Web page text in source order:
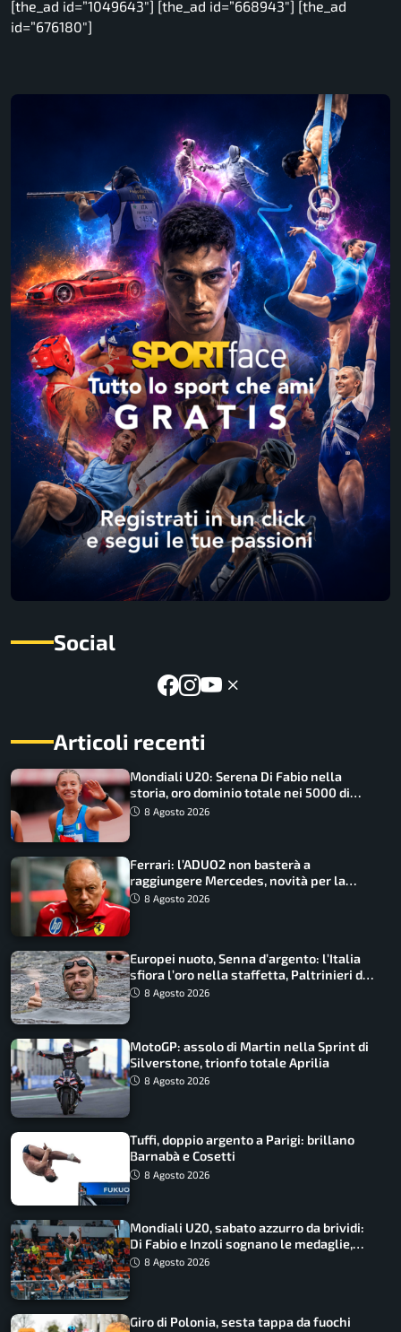
[the_ad id=”1049643″] [the_ad id=”668943″] [the_ad
id=”676180″]
Social
Articoli recenti
Mondiali U20: Serena Di Fabio nella
storia, oro dominio totale nei 5000 di
marcia
8 Agosto 2026
Ferrari: l’ADUO2 non basterà a
raggiungere Mercedes, novità per la
Macarena
8 Agosto 2026
Europei nuoto, Senna d’argento: l’Italia
sfiora l’oro nella staffetta, Paltrinieri da
urlo, il bilancio azzurro
8 Agosto 2026
MotoGP: assolo di Martin nella Sprint di
Silverstone, trionfo totale Aprilia
8 Agosto 2026
Tuffi, doppio argento a Parigi: brillano
Barnabà e Cosetti
8 Agosto 2026
Mondiali U20, sabato azzurro da brividi:
Di Fabio e Inzoli sognano le medaglie,
Castellani e Succo in finale
8 Agosto 2026
Giro di Polonia, sesta tappa da fuochi